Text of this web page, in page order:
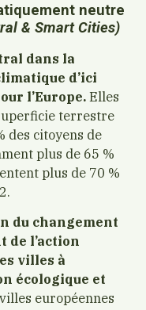
neutre
& Smart Cities)
dans la
d’ici
l’Europe.Elles
terrestre
des citoyens de
plus de 65 %
plus de 70 %
du changement
de l’action
villes à
écologique et
européennes